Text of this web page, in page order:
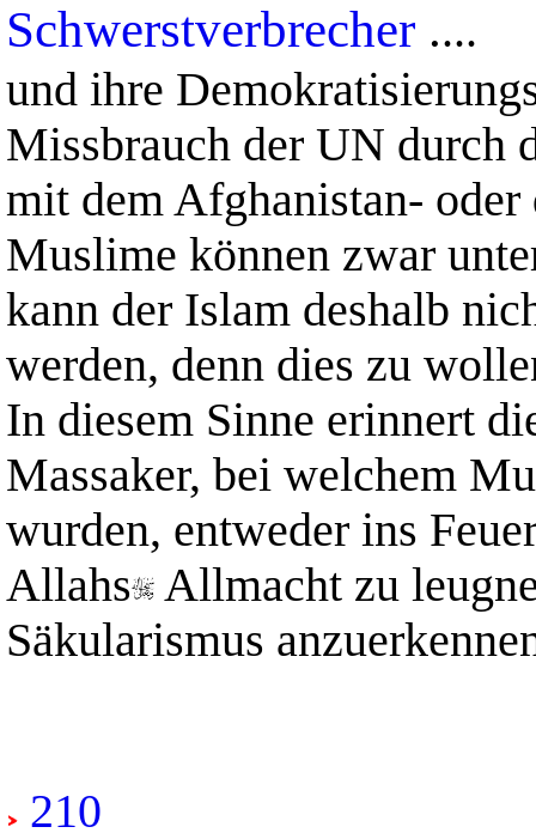
Schwerstverbrecher ....
und ihre
Missbrauch der UN durch
mit dem Afghanistan-
Muslime können zwar
kann der Islam deshalb
werden, denn dies zu
In diesem Sinne erinnert
Massaker, bei welchem
wurden, entweder ins
Allahs
Allmacht zu
Säkularismus
210